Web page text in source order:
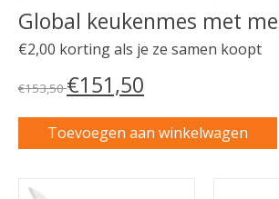
Global keukenmes met
€2,00 korting als je ze samen koopt
€153,50€151,50
Toevoegen aan winkelwagen
Carrousel van gebundelde producten